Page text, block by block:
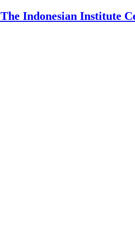
The Indonesian Institute